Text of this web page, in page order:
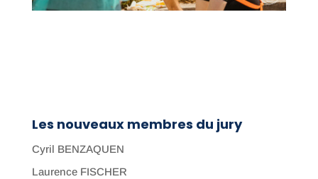
Les nouveaux membres du jury
Cyril BENZAQUEN
Laurence FISCHER